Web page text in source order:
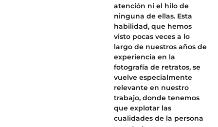
atención ni el hilo de
ninguna de ellas. Esta
habilidad, que hemos
visto pocas veces a lo
largo de nuestros años de
experiencia en la
fotografía de retratos, se
vuelve especialmente
relevante en nuestro
trabajo, donde tenemos
que explotar las
cualidades de la persona